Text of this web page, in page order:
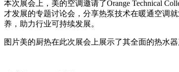
本次展会上，美的空调邀请了Orange Technical
才发展的专题讨论会，分享热泵技术在暖通空调
养，助力行业可持续发展。
图片美的厨热在此次展会上展示了其全面的热水